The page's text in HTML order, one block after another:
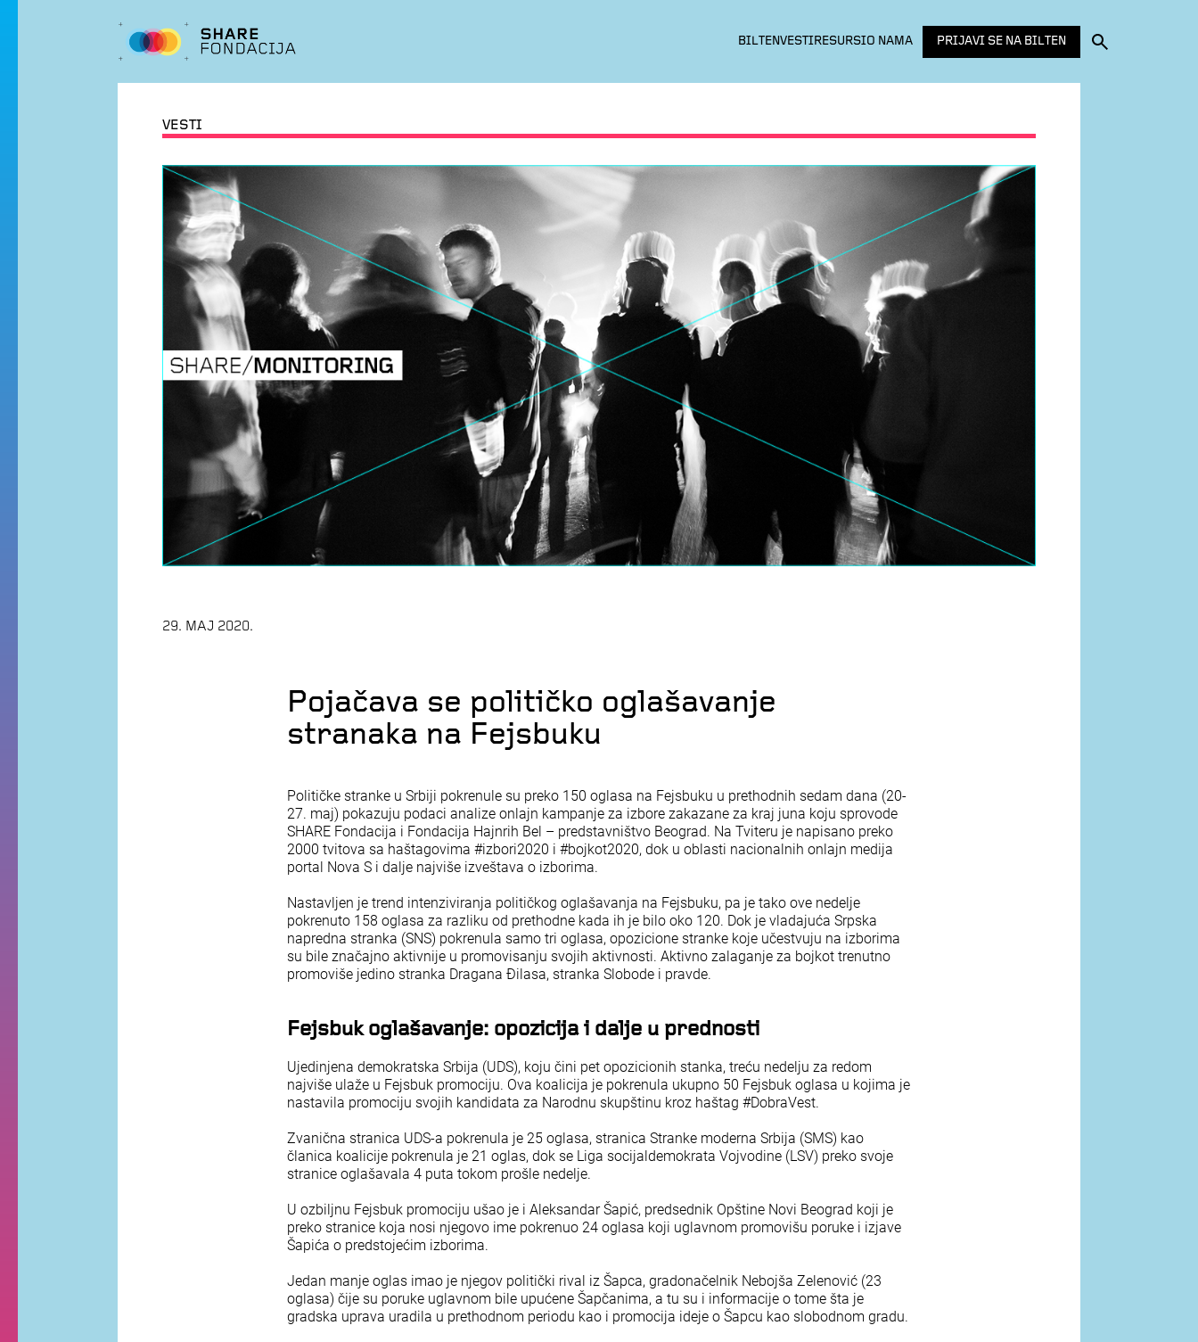
BILTENVESTIRESURSIO NAMA PRIJAVI SE NA BILTEN
VESTI
29. MAJ 2020.
Pojačava se političko oglašavanje
stranaka na Fejsbuku
Političke stranke u Srbiji pokrenule su preko 150 oglasa na Fejsbuku u prethodnih sedam dana (20-
27. maj) pokazuju podaci analize onlajn kampanje za izbore zakazane za kraj juna koju sprovode
SHARE Fondacija i Fondacija Hajnrih Bel – predstavništvo Beograd. Na Tviteru je napisano preko
2000 tvitova sa haštagovima #izbori2020 i #bojkot2020, dok u oblasti nacionalnih onlajn medija
portal Nova S i dalje najviše izveštava o izborima.
Nastavljen je trend intenziviranja političkog oglašavanja na Fejsbuku, pa je tako ove nedelje
pokrenuto 158 oglasa za razliku od prethodne kada ih je bilo oko 120. Dok je vladajuća Srpska
napredna stranka (SNS) pokrenula samo tri oglasa, opozicione stranke koje učestvuju na izborima
su bile značajno aktivnije u promovisanju svojih aktivnosti. Aktivno zalaganje za bojkot trenutno
promoviše jedino stranka Dragana Đilasa, stranka Slobode i pravde.
Fejsbuk oglašavanje: opozicija i dalje u prednosti
Ujedinjena demokratska Srbija (UDS), koju čini pet opozicionih stanka, treću nedelju za redom
najviše ulaže u Fejsbuk promociju. Ova koalicija je pokrenula ukupno 50 Fejsbuk oglasa u kojima je
nastavila promociju svojih kandidata za Narodnu skupštinu kroz haštag #DobraVest.
Zvanična stranica UDS-a pokrenula je 25 oglasa, stranica Stranke moderna Srbija (SMS) kao
članica koalicije pokrenula je 21 oglas, dok se Liga socijaldemokrata Vojvodine (LSV) preko svoje
stranice oglašavala 4 puta tokom prošle nedelje.
U ozbiljnu Fejsbuk promociju ušao je i Aleksandar Šapić, predsednik Opštine Novi Beograd koji je
preko stranice koja nosi njegovo ime pokrenuo 24 oglasa koji uglavnom promovišu poruke i izjave
Šapića o predstojećim izborima.
Jedan manje oglas imao je njegov politički rival iz Šapca, gradonačelnik Nebojša Zelenović (23
oglasa) čije su poruke uglavnom bile upućene Šapčanima, a tu su i informacije o tome šta je
gradska uprava uradila u prethodnom periodu kao i promocija ideje o Šapcu kao slobodnom gradu.